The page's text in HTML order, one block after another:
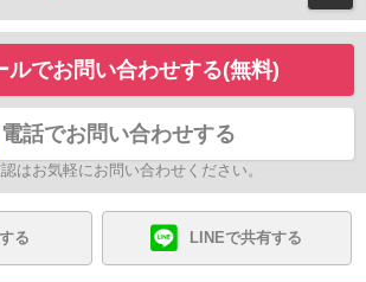
ルでお問い合わせする(無料)
電話でお問い合わせする
はお気軽にお問い合わせください。
る LINEで共有する